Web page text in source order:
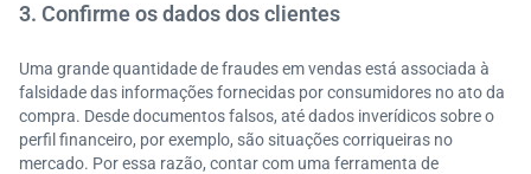
3. Confirme os dados dos clientes
Uma grande quantidade de fraudes em vendas está associada à
falsidade das informações fornecidas por consumidores no ato da
compra. Desde documentos falsos, até dados inverídicos sobre o
perfil financeiro, por exemplo, são situações corriqueiras no
mercado. Por essa razão, contar com uma ferramenta de